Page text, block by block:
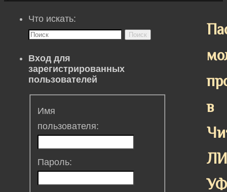
в
Что искать:
Поиск
Вход для
зарегистрированных
пользователей
Имя
пользователя:
Пароль: